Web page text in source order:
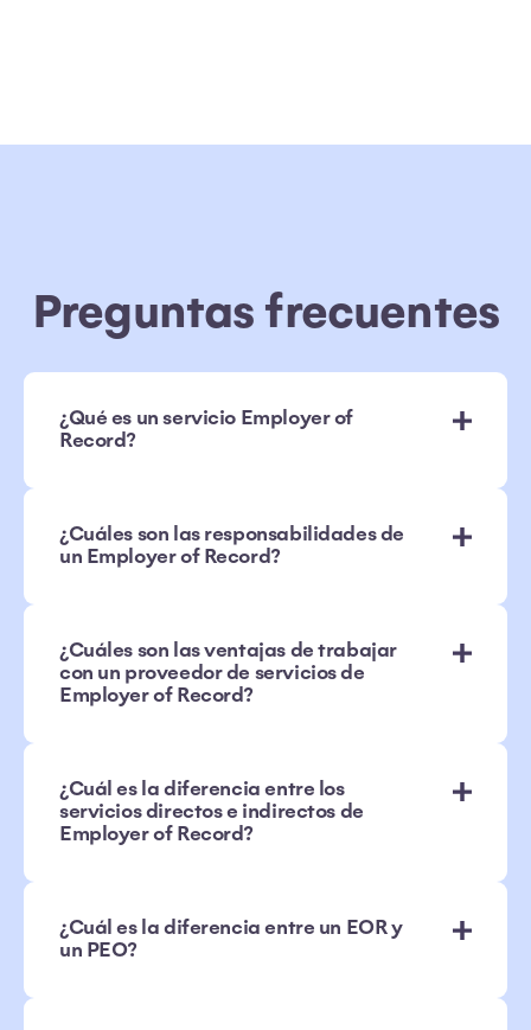
Preguntas frecuentes
¿Qué es un servicio Employer of
Record?
¿Cuáles son las responsabilidades de
un Employer of Record?
¿Cuáles son las ventajas de trabajar
con un proveedor de servicios de
Employer of Record?
¿Cuál es la diferencia entre los
servicios directos e indirectos de
Employer of Record?
¿Cuál es la diferencia entre un EOR y
un PEO?